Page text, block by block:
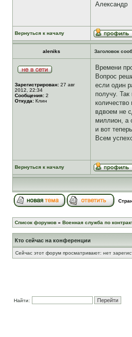
Александр
Вернуться к началу
aleniks Заголовок
Зарегистрирован: 27 авг
2012, 22:34
Сообщения: 2
Откуда: Клин
Времени
Вопрос
если один
получу.
вдвоем не
миллион, а
и вот
Всем
Вернуться к началу
Список форумов » Военная служба по
Кто сейчас на конференции
Сейчас этот форум просматривают: нет
Найти: